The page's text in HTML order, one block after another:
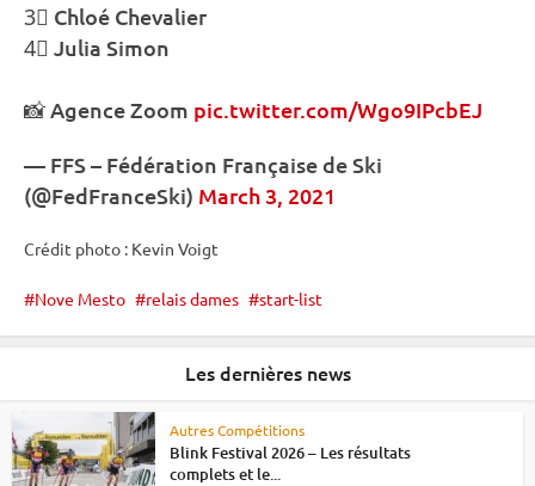
3⃣ Chloé Chevalier
4⃣ Julia Simon
📸 Agence Zoom pic.twitter.com/Wgo9IPcbEJ
— FFS – Fédération Française de Ski
(@FedFranceSki) March 3, 2021
Crédit photo : Kevin Voigt
Nove Mesto relais dames start-list
Les dernières news
Autres Compétitions
Blink Festival 2026 – Les résultats
complets et le...